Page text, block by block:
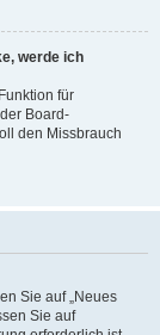
werde ich
für
Board-
den Missbrauch
Sie auf „Neues
Sie auf